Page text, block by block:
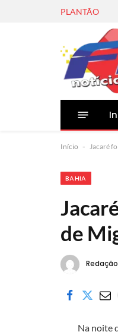
PLANTÃO
Início - Jacaré
BAHIA
de
Na noite